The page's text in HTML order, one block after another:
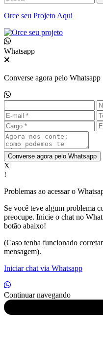
Orce seu Projeto Aqui
Whatsapp
Converse agora pelo Whatsapp
Converse agora pelo Whatsapp
X
!
Problemas ao acessar o
Se você teve algum problema
preocupe. Inicie o chat no
botão abaixo!
(Caso tenha funcionado
mensagem).
Iniciar chat via Whatsapp
Continuar navegando